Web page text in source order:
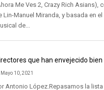
Me Ves 2, Crazy Rich Asians),
Lin-Manuel Miranda, y basada en
de...
que han envejecido bien
Mayo 10, 2021
Antonio López.Repasamos la